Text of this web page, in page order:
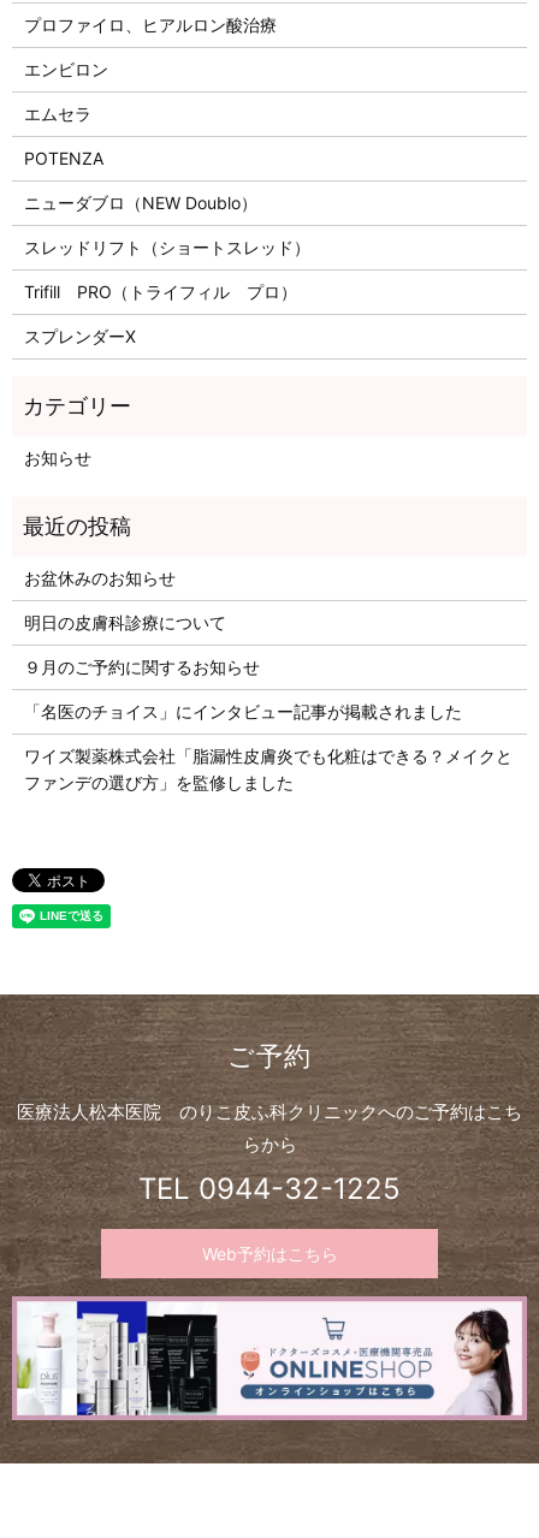
プロファイロ、ヒアルロン酸治療
エンビロン
エムセラ
POTENZA
ニューダブロ（NEW Doublo）
スレッドリフト（ショートスレッド）
Trifill PRO（トライフィル プロ）
スプレンダーX
お知らせ
お盆休みのお知らせ
明日の皮膚科診療について
９月のご予約に関するお知らせ
「名医のチョイス」にインタビュー記事が掲載されました
ワイズ製薬株式会社「脂漏性皮膚炎でも化粧はできる？メイクと
ファンデの選び方」を監修しました
ご予約
医療法人松本医院 のりこ皮ふ科クリニックへのご予約はこち
らから
TEL0944-32-1225
Web予約はこちら